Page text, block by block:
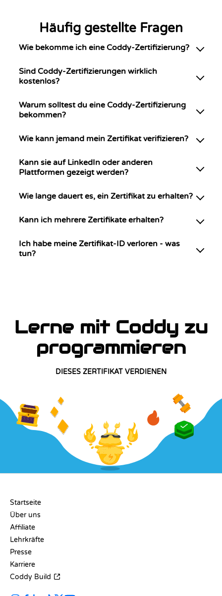
Häufig gestellte Fragen
Wie bekomme ich eine Coddy-Zertifizierung?
Sind Coddy-Zertifizierungen wirklich
kostenlos?
Warum solltest du eine Coddy-Zertifizierung
bekommen?
Wie kann jemand mein Zertifikat verifizieren?
Kann sie auf LinkedIn oder anderen
Plattformen gezeigt werden?
Wie lange dauert es, ein Zertifikat zu erhalten?
Kann ich mehrere Zertifikate erhalten?
Ich habe meine Zertifikat-ID verloren - was
tun?
Lerne mit Coddy zu
programmieren
DIESES ZERTIFIKAT VERDIENEN
Startseite
Über uns
Affiliate
Lehrkräfte
Presse
Karriere
Coddy Build